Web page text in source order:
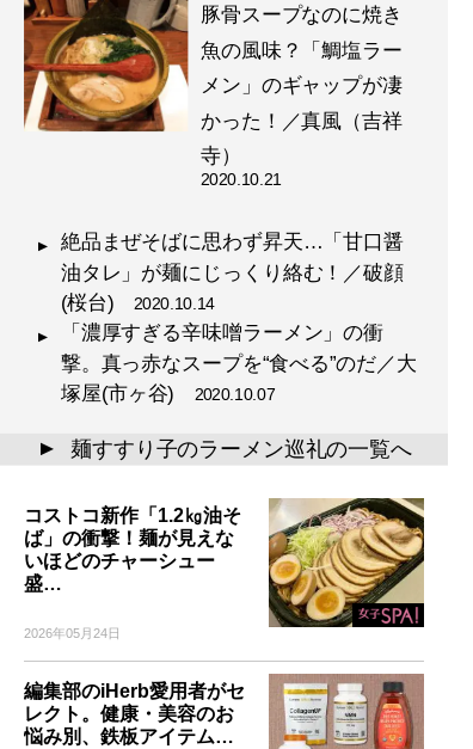
豚骨スープなのに焼き
魚の風味？「鯛塩ラー
メン」のギャップが凄
かった！／真風（吉祥
寺）
2020.10.21
絶品まぜそばに思わず昇天…「甘口醤
油タレ」が麺にじっくり絡む！／破顔
(桜台) 2020.10.14
「濃厚すぎる辛味噌ラーメン」の衝
撃。真っ赤なスープを“食べる”のだ／大
塚屋(市ヶ谷) 2020.10.07
▲ 麺すすり子のラーメン巡礼の一覧へ
コストコ新作「1.2㎏油そ
ば」の衝撃！麺が見えな
いほどのチャーシュー
盛…
2026年05月24日
編集部のiHerb愛用者がセ
レクト。健康・美容のお
悩み別、鉄板アイテム…